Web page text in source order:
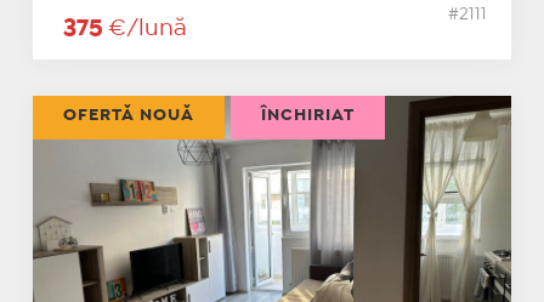
375 €/lună
#2111
OFERTĂ NOUĂ ÎNCHIRIAT